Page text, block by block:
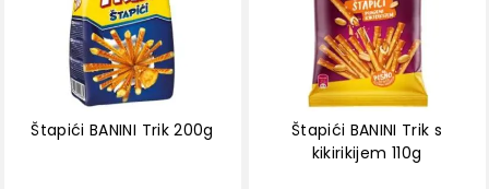
Štapići BANINI Trik 200g
Štapići BANINI Trik s
kikirikijem 110g